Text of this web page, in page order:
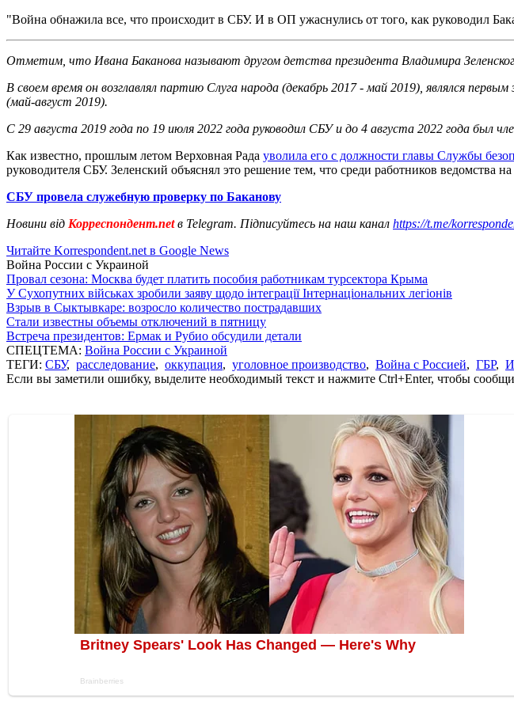
"Война обнажила все, что происходит в СБУ. И в ОП ужаснулись от того, как руководил
Отметим, что Ивана Баканова называют другом детства президента Владимира
В своем время он возглавлял партию Слуга народа (декабрь 2017 - май 2019), являлся
(май-август 2019).
С 29 августа 2019 года по 19 июля 2022 года руководил СБУ и до 4 августа 2022 года был
Как известно, прошлым летом Верховная Рада уволила его с должности главы Службы
руководителя СБУ. Зеленский объяснял это решение тем, что среди работников ведомства
СБУ провела служебную проверку по Баканову
Новини від Корреспондент.netв Telegram. Підписуйтесь на наш канал https://t.me/
Читайте Korrespondent.net в Google News
Война России с Украиной
Провал сезона: Москва будет платить пособия работникам турсектора Крыма
У Сухопутних військах зробили заяву щодо інтеграції Інтернаціональних легіонів
Взрыв в Сыктывкаре: возросло количество пострадавших
Стали известны объемы отключений в пятницу
Встреча президентов: Ермак и Рубио обсудили детали
СПЕЦТЕМА: Война России с Украиной
ТЕГИ: СБУ, расследование, оккупация, уголовное производство, Война с Россией, ГБР,
Если вы заметили ошибку, выделите необходимый текст и нажмите Ctrl+Enter, чтобы